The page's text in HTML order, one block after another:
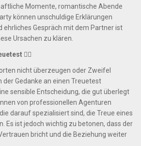
Momente, romantische Abende
können unschuldige Erklärungen
ehrliches Gespräch mit dem Partner ist
Ursachen zu klären.
🕵️‍♂️
nicht überzeugen oder Zweifel
der Gedanke an einen Treuetest
sensible Entscheidung, die gut überlegt
von professionellen Agenturen
darauf spezialisiert sind, die Treue eines
Es ist jedoch wichtig zu betonen, dass der
bricht und die Beziehung weiter